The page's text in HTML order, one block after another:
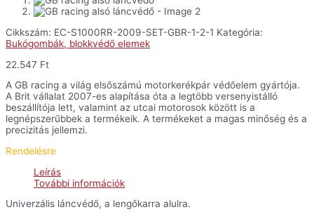
Cikkszám: EC-S1000RR-2009-SET-GBR-1-2-1 Kategória:
Bukógombák, blokkvédő elemek
22.547 Ft
A GB racing a világ elsőszámú motorkerékpár védőelem gyártója.
A Brit vállalat 2007-es alapítása óta a legtöbb versenyistálló
beszállítója lett, valamint az utcai motorosok között is a
legnépszerűbbek a termékeik. A termékeket a magas minőség és a
precizitás jellemzi.
Rendelésre
Leírás
További információk
Univerzális láncvédő, a lengőkarra alulra.